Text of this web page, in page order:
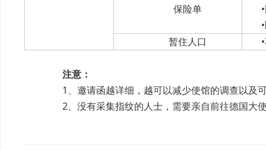
保险单
暂住人口
注意：
1、邀请函越详细，越可以减少使馆的调查以及
2、没有采集指纹的人士，需要亲自前往德国大